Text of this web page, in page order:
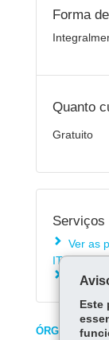
Forma
Quanto
Gratuito
Serviços
Ver as
ITCMD
Fazer
ÓRGÃO
Este